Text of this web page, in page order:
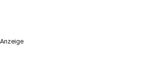
Anzeige